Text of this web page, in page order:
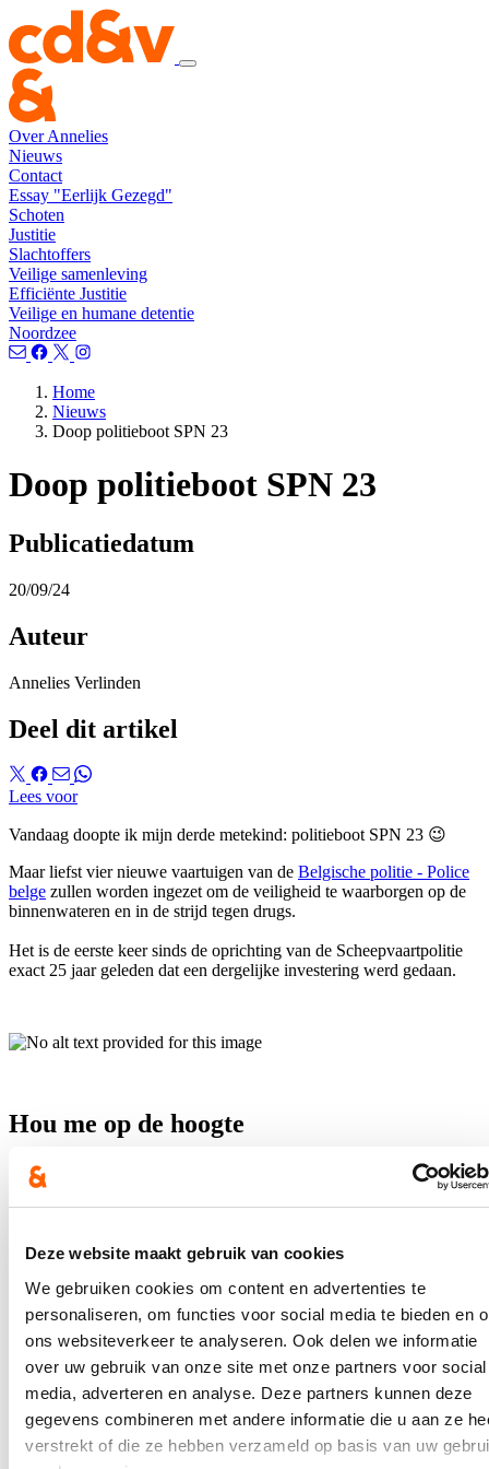
Deze website maakt gebruik van cookies
We gebruiken cookies om content en advertenties te
personaliseren, om functies voor social media te bieden en
ons websiteverkeer te analyseren. Ook delen we informatie
over uw gebruik van onze site met onze partners voor social
media, adverteren en analyse. Deze partners kunnen deze
gegevens combineren met andere informatie die u aan ze
verstrekt of die ze hebben verzameld op basis van uw
Over Annelies
Nieuws
Contact
Essay "Eerlijk Gezegd"
Schoten
Justitie
Slachtoffers
Veilige samenleving
Efficiënte Justitie
Veilige en humane detentie
Noordzee
Home
Nieuws
Doop politieboot SPN 23
Doop politieboot SPN 23
Publicatiedatum
20/09/24
Auteur
Annelies Verlinden
Deel dit artikel
Lees voor
Vandaag doopte ik mijn derde metekind: politieboot SPN 23 😉
Maar liefst vier nieuwe vaartuigen van de Belgische politie - Police
belge zullen worden ingezet om de veiligheid te waarborgen op de
binnenwateren en in de strijd tegen drugs.
Het is de eerste keer sinds de oprichting van de Scheepvaartpolitie
exact 25 jaar geleden dat een dergelijke investering werd gedaan.
Hou me op de hoogte
Ontvang mijn nieuwsbrief.
E-mailadres
Ja, ik wens de nieuwsbrief van Annelies Verlinden te ontvangen op
bovenstaand mailadres*
Klikhierom de privacyvoorwaarden te raadplegen
Nieuws